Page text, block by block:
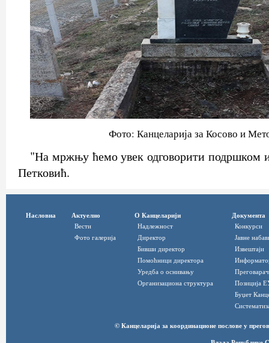
Фото: Канцеларија за Косово и
"На мржњу ћемо увек одговорити подршком
Петковић.
Насловна Актуелно
Вести
Фото галерија
О Канцеларији
Надлежност
Директор
Бивши директор
Помоћници директора
Уредба о оснивању
Организациона структура
Документа
Конкурси
Јавне
Извештаји
Позиција
Буџет
© Канцеларија за координационе послове у